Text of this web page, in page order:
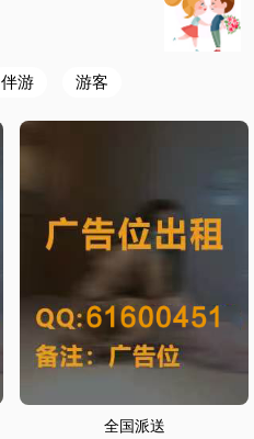
伴游 游客
全国派送